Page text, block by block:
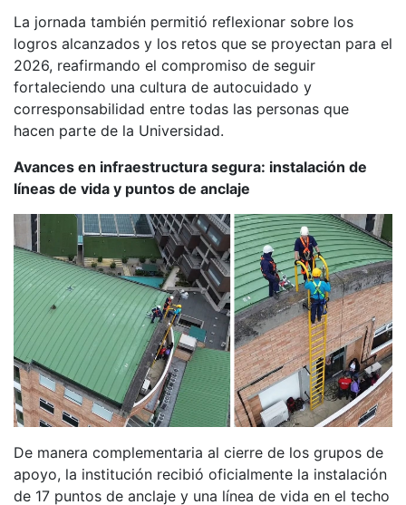
La jornada también permitió reflexionar sobre los
logros alcanzados y los retos que se proyectan para el
2026, reafirmando el compromiso de seguir
fortaleciendo una cultura de autocuidado y
corresponsabilidad entre todas las personas que
hacen parte de la Universidad.
Avances en infraestructura segura: instalación de
líneas de vida y puntos de anclaje
De manera complementaria al cierre de los grupos de
apoyo, la institución recibió oficialmente la instalación
de 17 puntos de anclaje y una línea de vida en el techo